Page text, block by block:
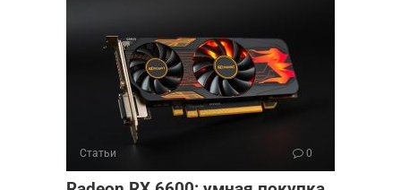
Статьи 0